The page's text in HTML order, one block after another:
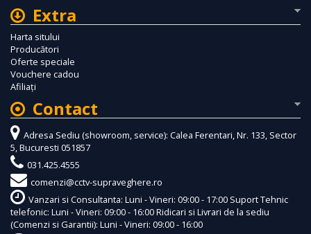
Extra
Harta sitului
Producători
Oferte speciale
Vouchere cadou
Afiliaţi
Contact
Adresa Sediu (showroom, service): Calea Ferentari, Nr. 133, Sector
5, Bucuresti 051857
031.425.4555
comenzi@cctv-supraveghere.ro
Vanzari si Consultanta: Luni - Vineri: 09:00 - 17:00 Suport Tehnic
telefonic: Luni - Vineri: 09:00 - 16:00 Ridicari si Livrari de la sediu
(Comenzi si Garantii): Luni - Vineri: 09:00 - 16:00